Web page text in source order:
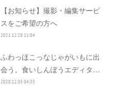
【お知らせ】撮影・編集サービ
スをご希望の方へ
2021.12.28 11:04
ふわっほこっなじゃがいもに出
会う。食いしんぼうエディタ…
2020.12.05 04:33